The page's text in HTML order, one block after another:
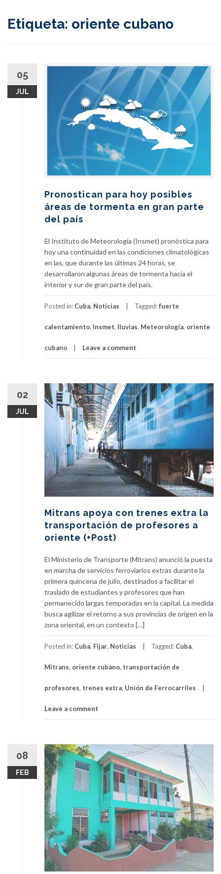
Etiqueta: oriente cubano
05
JUL
Pronostican para hoy posibles
áreas de tormenta en gran parte
del país
El Instituto de Meteorología (Insmet) pronóstica para
hoy una continuidad en las condiciones climatológicas
en las, que durante las últimas 24 horas, se
desarrollaron algunas áreas de tormenta hacia el
interior y sur de gran parte del país.
Posted in: Cuba, Noticias Tagged:fuerte
calentamiento, Insmet, lluvias, Meteorología, oriente
cubano Leave a comment
02
JUL
Mitrans apoya con trenes extra la
transportación de profesores a
oriente (+Post)
El Ministerio de Transporte (Mitrans) anunció la puesta
en marcha de servicios ferroviarios extras durante la
primera quincena de julio, destinados a facilitar el
traslado de estudiantes y profesores que han
permanecido largas temporadas en la capital. La medida
busca agilizar el retorno a sus provincias de origen en la
zona oriental, en un contexto […]
Posted in: Cuba, Fijar, Noticias Tagged: Cuba,
Mitrans, oriente cubano, transportación de
profesores, trenes extra, Unión de Ferrocarriles
Leave a comment
08
FEB